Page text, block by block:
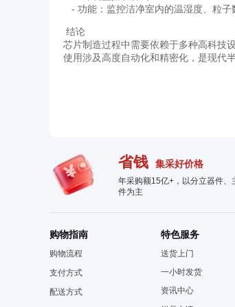
- 功能：监控洁净室内的温湿度、粒子
结论
芯片制造过程中需要依赖于多种高科技
使用涉及高度自动化和精密化，是现代
省钱 集采好价格
年采购额15亿+，以分立器件
件为主
购物指南
购物流程
支付方式
配送方式
特色服务
送货上门
一小时发货
资讯中心